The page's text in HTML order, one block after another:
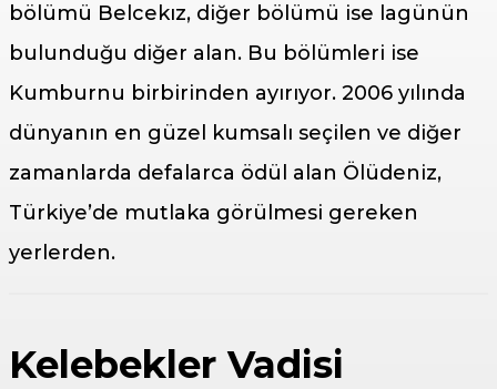
bölümü Belcekız, diğer bölümü ise lagünün
bulunduğu diğer alan. Bu bölümleri ise
Kumburnu birbirinden ayırıyor. 2006 yılında
dünyanın en güzel kumsalı seçilen ve diğer
zamanlarda defalarca ödül alan Ölüdeniz,
Türkiye’de mutlaka görülmesi gereken
yerlerden.
Kelebekler Vadisi